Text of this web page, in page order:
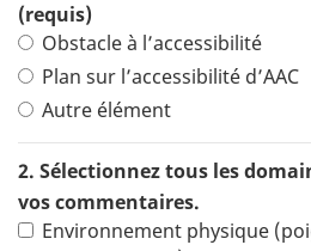
(requis)
Obstacle à l’accessibilité
Plan sur l’accessibilité d’AAC
Autre élément
2. Sélectionnez tous les
vos commentaires.
Environnement physique